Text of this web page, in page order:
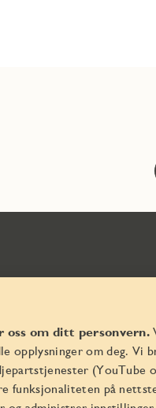
oss om ditt personvern.
opplysninger om deg. Vi
(YouTube
funksjonaliteten på